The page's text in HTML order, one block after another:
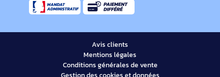
Avis clients
Mentions légales
Conditions générales de vente